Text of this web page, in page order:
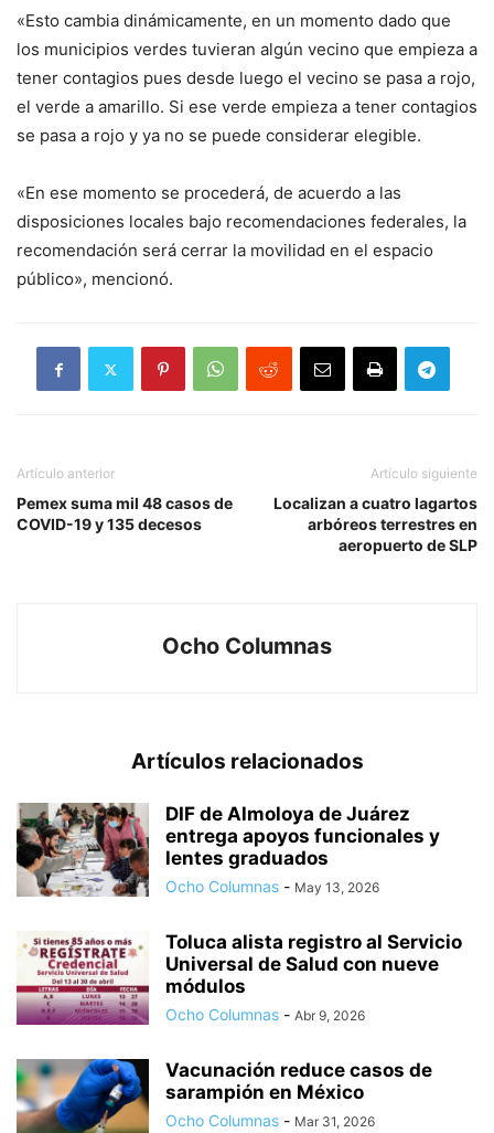
«Esto cambia dinámicamente, en un momento dado que
los municipios verdes tuvieran algún vecino que empieza a
tener contagios pues desde luego el vecino se pasa a rojo,
el verde a amarillo. Si ese verde empieza a tener contagios
se pasa a rojo y ya no se puede considerar elegible.
«En ese momento se procederá, de acuerdo a las
disposiciones locales bajo recomendaciones federales, la
recomendación será cerrar la movilidad en el espacio
público», mencionó.
Artículo anterior
Pemex suma mil 48 casos de
COVID-19 y 135 decesos
Artículo siguiente
Localizan a cuatro lagartos
arbóreos terrestres en
aeropuerto de SLP
Ocho Columnas
Artículos relacionados
DIF de Almoloya de Juárez
entrega apoyos funcionales y
lentes graduados
Ocho Columnas - May 13, 2026
Toluca alista registro al Servicio
Universal de Salud con nueve
módulos
Ocho Columnas - Abr 9, 2026
Vacunación reduce casos de
sarampión en México
Ocho Columnas - Mar 31, 2026